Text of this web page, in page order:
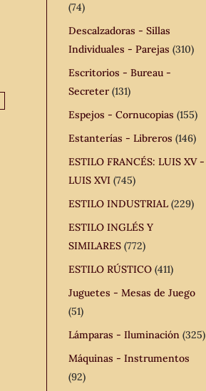
(74)
Descalzadoras - Sillas
Individuales - Parejas (310)
Escritorios - Bureau -
Secreter (131)
Espejos - Cornucopias (155)
Estanterías - Libreros (146)
ESTILO FRANCÉS: LUIS XV -
LUIS XVI (745)
ESTILO INDUSTRIAL (229)
ESTILO INGLÉS Y
SIMILARES (772)
ESTILO RÚSTICO (411)
Juguetes - Mesas de Juego
(51)
Lámparas - Iluminación (325)
Máquinas - Instrumentos
(92)